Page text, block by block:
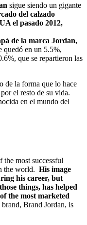
sigue siendo un gigante
del calzado
el pasado 2012,
de la marca Jordan,
quedó en un 5.5%,
que se repartieron las
de la forma que lo hace
el resto de su vida.
en el mundo del
the most successful
the world. His image
his career, but
things, has helped
the most marketed
Brand Jordan, is